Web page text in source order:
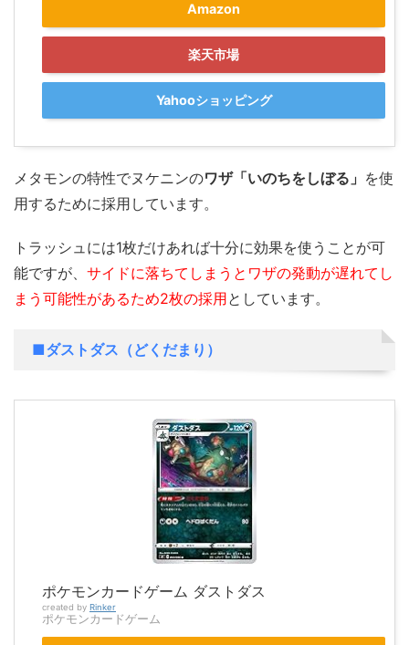
Amazon
楽天市場
Yahooショッピング
メタモンの特性でヌケニンのワザ「いのちをしぼる」 を使
用するために採用しています。
トラッシュには1枚だけあれば十分に効果を使うことが可
能ですが、 サイドに落ちてしまうとワザの発動が遅れてし
まう可能性があるため2枚の採用としています。
■ダストダス（どくだまり）
ポケモンカードゲーム ダストダス
created by Rinker
ポケモンカードゲーム